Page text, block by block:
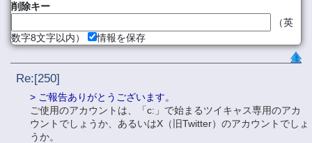
削除キー
（英
数字8文字以内）
情報を保存
Re:[250]
> ご報告ありがとうございます。
ご使用のアカウントは、「c:」で始まるツイキャス専用のアカ
ウントでしょうか、あるいはX（旧Twitter）のアカウントでしょ
うか。